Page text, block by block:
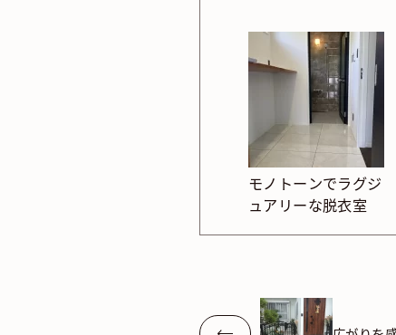
モノトーンでラグジ
ュアリーな脱衣室